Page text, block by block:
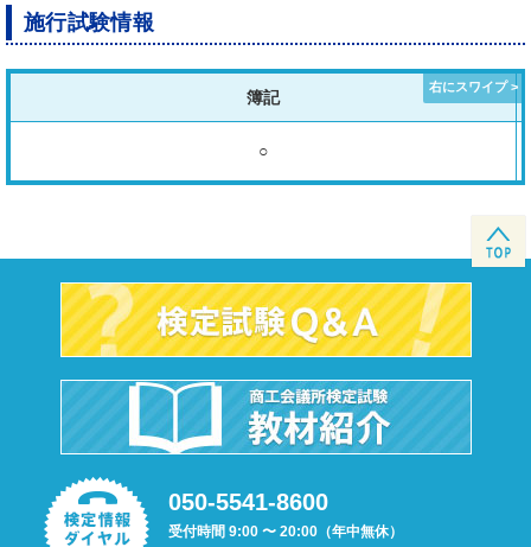
施行試験情報
簿記
○
050-5541-8600
受付時間 9:00 〜 20:00（年中無休）